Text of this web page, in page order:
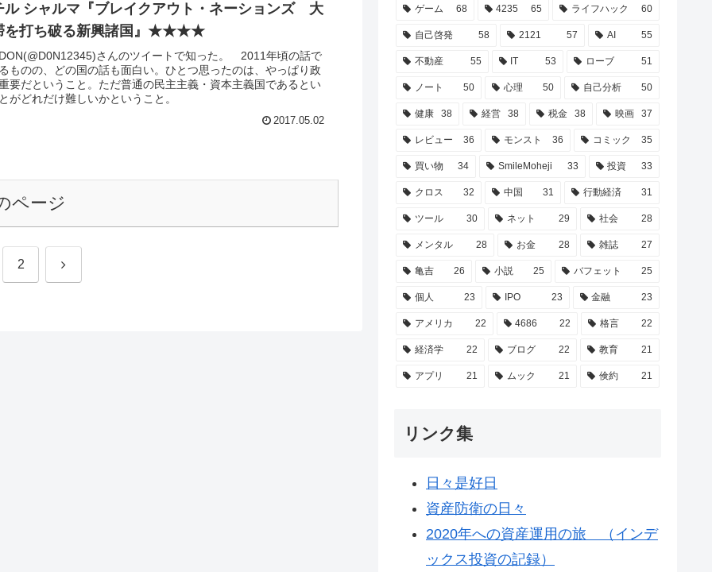
ル シャルマ『ブレイクアウト・ネーションズ 大
を打ち破る新興諸国』★★★★
さんのツイートで知った。 2011年頃の話で
ものの、どの国の話も面白い。ひとつ思ったのは、やっぱり政
要だということ。ただ普通の民主主義・資本主義国であるとい
がどれだけ難しいかということ。
2017.05.02
ページ
2 次
ゲーム 68 4235 65 ライフハック 60
自己啓発 58 2121 57 AI 55
不動産 55 IT 53 ローブ 51
ノート 50 心理 50 自己分析 50
健康 38 経営 38 税金 38 映画 37
レビュー 36 モンスト 36 コミック 35
買い物 34 SmileMoheji 33 投資 33
クロス 32 中国 31 行動経済 31
ツール 30 ネット 29 社会 28
メンタル 28 お金 28 雑誌 27
亀吉 26 小説 25 バフェット 25
個人 23 IPO 23 金融 23
アメリカ 22 4686 22 格言 22
経済学 22 ブログ 22 教育 21
アプリ 21 ムック 21 倹約 21
リンク集
日々是好日
資産防衛の日々
2020年への資産運用の旅 （インデ
ックス投資の記録）